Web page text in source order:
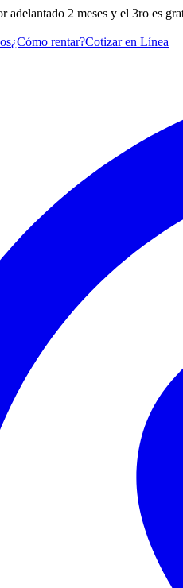
adelantado 2 meses y el 3ro es
¿Cómo rentar?Cotizar en Línea